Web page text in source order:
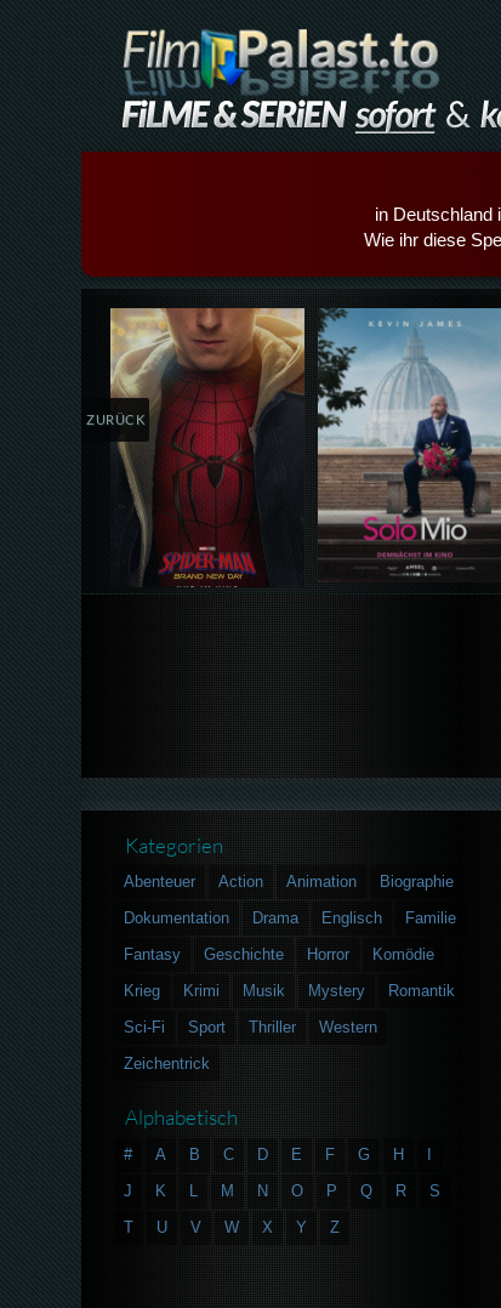
in Deutschland
Wie ihr diese
Details,Play Details,Play
ZURÜCK
Kategorien
Abenteuer Action Animation
Biographie
Dokumentation
Drama Englisch
Familie
Fantasy
Geschichte Horror
Komödie
Krieg
Krimi Musik Mystery
Romantik
Sci-Fi
Sport Thriller
Western
Zeichentrick
Alphabetisch
# A B C D E F G H
J
K L M N O P Q R
S
T
U V W X Y Z